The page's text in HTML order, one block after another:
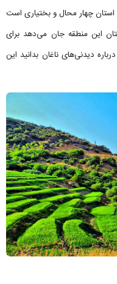
چهار محال و بختیاری است
این منطقه جان می‌دهد برای
دیدنی‌های ناغان بدانید این